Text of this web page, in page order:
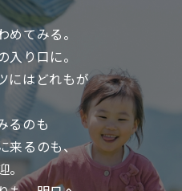
てみる。
入り口に。
にはどれもが
るのも
来るのも、